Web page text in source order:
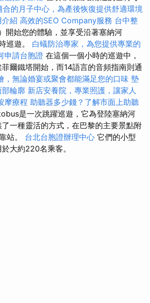
合的月子中心，為產後恢復提供舒適環境
紹 高效的SEO Company服務 台中整
開始您的體驗，並享受沿著塞納河
巡遊。 白蟻防治專家，為您提供專業的
申請台胞證 在這個一個小時的巡遊中，
爾鐵塔開始，而14語言的音頻指南則通
，無論婚宴或聚會都能滿足您的口味 墊
輪廓 新店安養院，專業照護，讓家人
摩療程 助聽器多少錢？了解市面上助聽
是一次跳躍巡遊，它為登陸塞納河
一種靈活的方式，在巴黎的主要景點附
站。 台北台胞證辦理中心 它們的小型
大約220名乘客。